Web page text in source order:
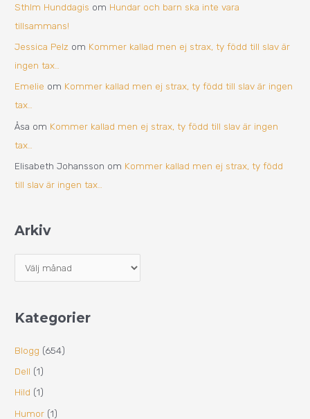
Sthlm Hunddagis om Hundar och barn ska inte vara
tillsammans!
Jessica Pelz om Kommer kallad men ej strax, ty född till slav är
ingen tax…
Emelie om Kommer kallad men ej strax, ty född till slav är ingen
tax…
Åsa om Kommer kallad men ej strax, ty född till slav är ingen
tax…
Elisabeth Johansson om Kommer kallad men ej strax, ty född
till slav är ingen tax…
Arkiv
Kategorier
Blogg (654)
Dell (1)
Hild (1)
Humor (1)